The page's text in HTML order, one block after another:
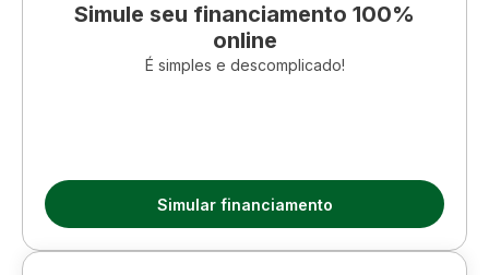
Simule seu financiamento 100%
online
É simples e descomplicado!
Simular financiamento